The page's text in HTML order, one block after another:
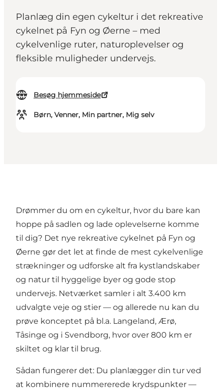
Planlæg din egen cykeltur i det rekreative
cykelnet på Fyn og Øerne – med
cykelvenlige ruter, naturoplevelser og
fleksible muligheder undervejs.
Besøg hjemmeside
Børn, Venner, Min partner, Mig selv
Drømmer du om en cykeltur, hvor du bare kan
hoppe på sadlen og lade oplevelserne komme
til dig? Det nye rekreative cykelnet på Fyn og
Øerne gør det let at finde de mest cykelvenlige
strækninger og udforske alt fra kystlandskaber
og natur til hyggelige byer og gode stop
undervejs. Netværket samler i alt 3.400 km
udvalgte veje og stier — og allerede nu kan du
prøve konceptet på bl.a. Langeland, Ærø,
Tåsinge og i Svendborg, hvor over 800 km er
skiltet og klar til brug.
Sådan fungerer det: Du planlægger din tur ved
at kombinere nummererede krydspunkter —